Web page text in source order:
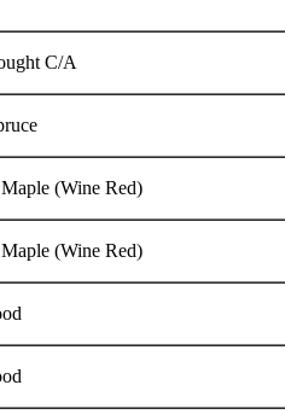
C/A
(Wine Red)
(Wine Red)